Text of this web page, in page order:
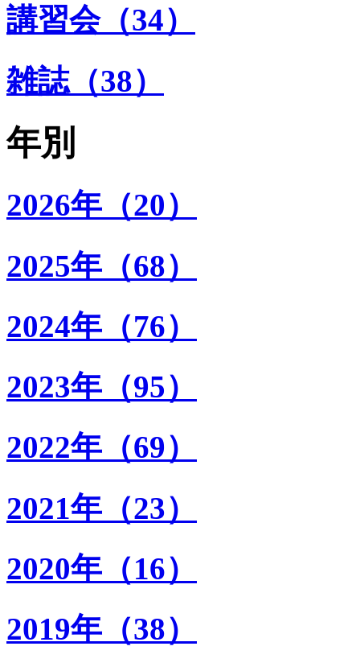
講習会（34）
雑誌（38）
年別
2026年（20）
2025年（68）
2024年（76）
2023年（95）
2022年（69）
2021年（23）
2020年（16）
2019年（38）